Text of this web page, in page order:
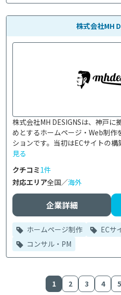
株式会社MH
株式会社MH DESIGNSは、神戸に
めとするホームページ・Web制作
ションです。当初はECサイトの構
見る
クチコミ1件
対応エリア全国／海外
企業詳細
ホームページ制作
ECサ
コンサル・PM
1 2 3 4 5